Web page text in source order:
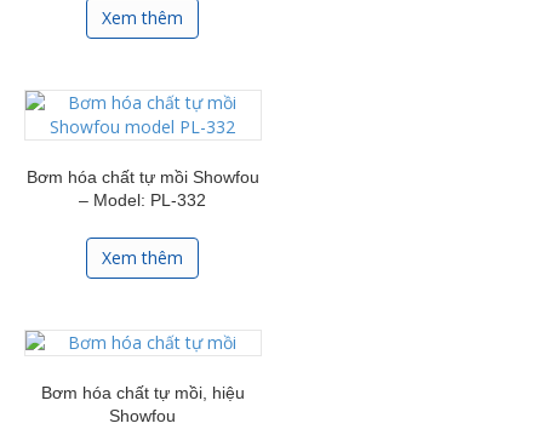
Xem thêm
Bơm hóa chất tự mồi Showfou
– Model: PL-332
Xem thêm
Bơm hóa chất tự mồi, hiệu
Showfou